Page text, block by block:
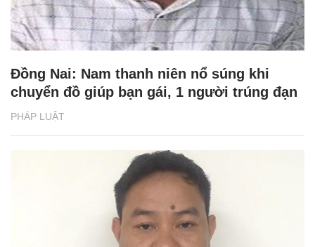
PHÁP LUẬT
Đồng Nai: Nam thanh niên nổ súng khi
chuyển đồ giúp bạn gái, 1 người trúng đạn